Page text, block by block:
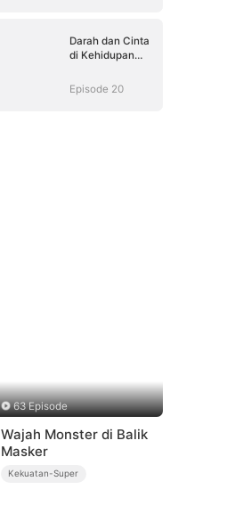
Darah dan Cinta
di Kehidupan
Episode 20
63 Episode
Wajah Monster di Balik
Masker
Kekuatan-Super